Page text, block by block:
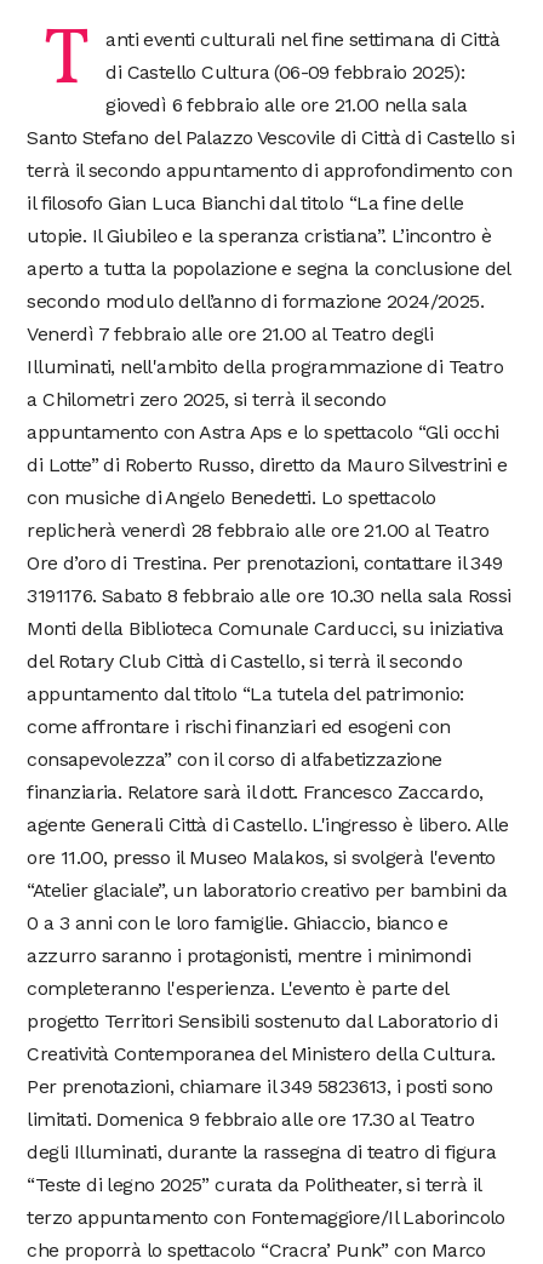
T
anti eventi culturali nel fine settimana di Città
di Castello Cultura (06-09 febbraio 2025):
giovedì 6 febbraio alle ore 21.00 nella sala
Santo Stefano del Palazzo Vescovile di Città di Castello si
terrà il secondo appuntamento di approfondimento con
il filosofo Gian Luca Bianchi dal titolo “La fine delle
utopie. Il Giubileo e la speranza cristiana”. L’incontro è
aperto a tutta la popolazione e segna la conclusione del
secondo modulo dell’anno di formazione 2024/2025.
Venerdì 7 febbraio alle ore 21.00 al Teatro degli
Illuminati, nell'ambito della programmazione di Teatro
a Chilometri zero 2025, si terrà il secondo
appuntamento con Astra Aps e lo spettacolo “Gli occhi
di Lotte” di Roberto Russo, diretto da Mauro Silvestrini e
con musiche di Angelo Benedetti. Lo spettacolo
replicherà venerdì 28 febbraio alle ore 21.00 al Teatro
Ore d’oro di Trestina. Per prenotazioni, contattare il 349
3191176. Sabato 8 febbraio alle ore 10.30 nella sala Rossi
Monti della Biblioteca Comunale Carducci, su iniziativa
del Rotary Club Città di Castello, si terrà il secondo
appuntamento dal titolo “La tutela del patrimonio:
come affrontare i rischi finanziari ed esogeni con
consapevolezza” con il corso di alfabetizzazione
finanziaria. Relatore sarà il dott. Francesco Zaccardo,
agente Generali Città di Castello. L'ingresso è libero. Alle
ore 11.00, presso il Museo Malakos, si svolgerà l'evento
“Atelier glaciale”, un laboratorio creativo per bambini da
0 a 3 anni con le loro famiglie. Ghiaccio, bianco e
azzurro saranno i protagonisti, mentre i minimondi
completeranno l'esperienza. L'evento è parte del
progetto Territori Sensibili sostenuto dal Laboratorio di
Creatività Contemporanea del Ministero della Cultura.
Per prenotazioni, chiamare il 349 5823613, i posti sono
limitati. Domenica 9 febbraio alle ore 17.30 al Teatro
degli Illuminati, durante la rassegna di teatro di figura
“Teste di legno 2025” curata da Politheater, si terrà il
terzo appuntamento con Fontemaggiore/Il Laborincolo
che proporrà lo spettacolo “Cracra’ Punk” con Marco